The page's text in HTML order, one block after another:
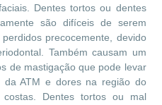
Dentes tortos ou dentes
são difíceis de serem
precocemente, devido
Também causam um
de mastigação que pode levar
ATM e dores na região do
Dentes tortos ou mal